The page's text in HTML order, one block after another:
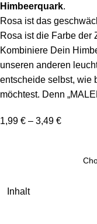
Himbeerquark.
Rosa ist das
Rosa ist die Farbe der
Kombiniere Dein
unseren anderen
entscheide selbst, wie
möchtest. Denn
1,99 € – 3,49 €
Inhalt